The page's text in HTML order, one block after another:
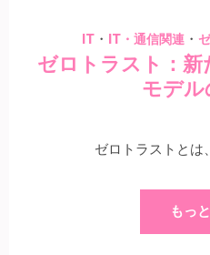
IT・ IT・通信関連・
ゼロトラスト：
モデル
ゼロトラストと
もっ